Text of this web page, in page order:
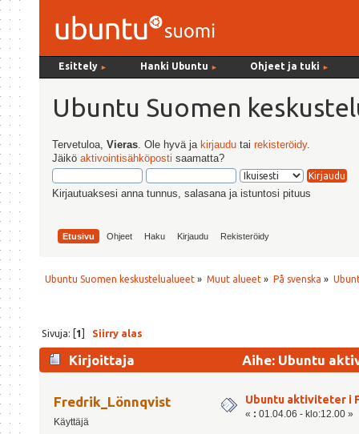
Esittely ► Hanki Ubuntu ► Ohjeet ja tuki ►
Ubuntu Suomen
Tervetuloa,Vieras . Ole hyvä ja kirjaudu tairekisteröidy.
Jäiköaktivointisähköposti saamatta?
Kirjautuaksesi anna tunnus, salasana ja istuntosi pituus
Etusivu Ohjeet Haku Kirjaudu Rekisteröidy
Ubuntu Suomen keskustelualueet » Muut alueet» På svenska »
Sivuja: [1] Siirry alas
Kirjoittaja Aihe: Ubuntu
Fredrik_Lönnqvist
Käyttäjä
Ubuntu aktiviteter i
« : 01.04.06 - klo:12.00 »